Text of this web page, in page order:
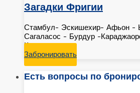
Загадки Фригии
Стамбул- Эскишехир- Афьон -
Сагаласос - Бурдур -
Калеичи
Забронировать
Есть вопросы по